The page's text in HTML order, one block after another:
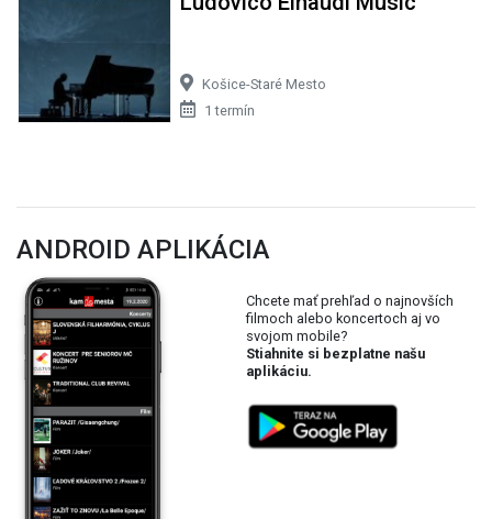
Košice-Staré Mesto
1 termín
ANDROID APLIKÁCIA
Chcete mať prehľad o najnovších
filmoch alebo koncertoch aj vo
svojom mobile?
Stiahnite si bezplatne našu
aplikáciu.